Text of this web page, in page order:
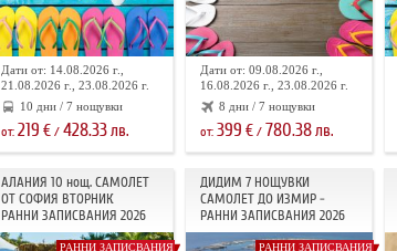
Дати от: 14.08.2026 г.,
21.08.2026 г., 23.08.2026 г.
10 дни / 7 нощувки
от: 219 €/ 428.33лв.
Дати от: 09.08.2026 г.,
16.08.2026 г., 23.08.2026 г.
8 дни / 7 нощувки
от: 399 €/ 780.38лв.
АЛАНИЯ 10 нощ. САМОЛЕТ
ОТ СОФИЯ ВТОРНИК
РАННИ ЗАПИСВАНИЯ 2026
РАННИ ЗАПИСВАНИЯ
ДИДИМ 7 НОЩУВКИ
САМОЛЕТ ДО ИЗМИР -
РАННИ ЗАПИСВАНИЯ 2026
РАННИ ЗАПИСВАНИЯ